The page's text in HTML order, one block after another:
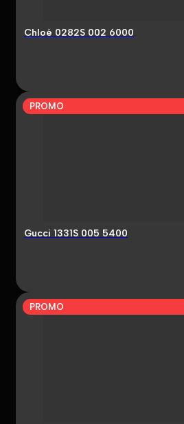
Chloé 0282S 002 6000
PROMO
Gucci 1331S 005 5400
PROMO